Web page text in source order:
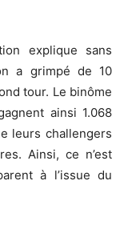
explique sans
a grimpé de 10
tour. Le binôme
ainsi 1.068
leurs challengers
Ainsi, ce n’est
à l’issue du